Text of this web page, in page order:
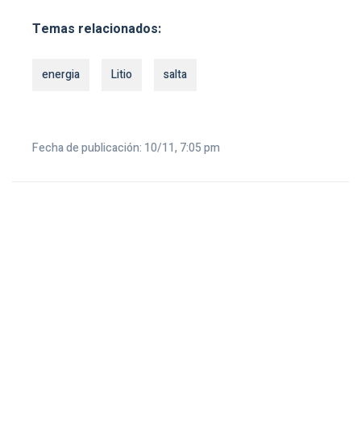
Temas relacionados:
energia Litio salta
Fecha de publicación: 10/11, 7:05 pm